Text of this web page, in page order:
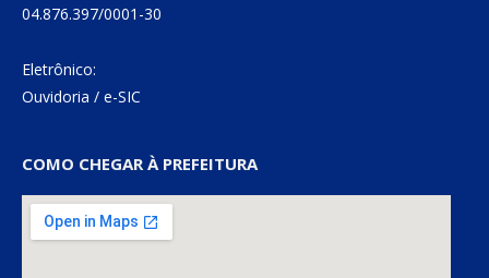
04.876.397/0001-30
Eletrônico:
Ouvidoria / e-SIC
COMO CHEGAR À PREFEITURA